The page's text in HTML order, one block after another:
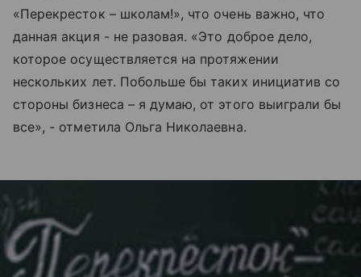
«Перекресток – школам!», что очень важно, что
данная акция - не разовая. «Это доброе дело,
которое осуществляется на протяжении
нескольких лет. Побольше бы таких инициатив со
стороны бизнеса – я думаю, от этого выиграли бы
все», - отметила Ольга Николаевна.